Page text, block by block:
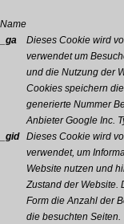
Name
_ga
Dieses Cookie wird
verwendet um
und die Nutzung der
Cookies speichern
generierte Nummer
Anbieter Google Inc.
_gid
Dieses Cookie wird
verwendet, um
Website nutzen und
Zustand der Website.
Form die Anzahl der
die besuchten Seiten.